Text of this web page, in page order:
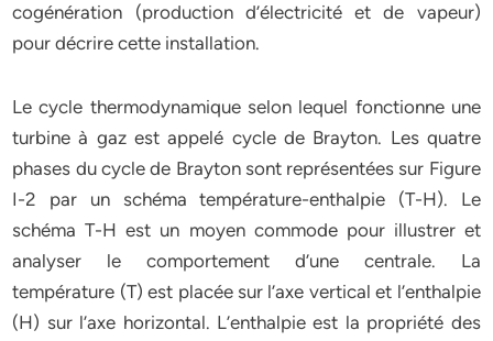
cogénération (production d’électricité et de vapeur)
pour décrire cette installation.
Le cycle thermodynamique selon lequel fonctionne une
turbine à gaz est appelé cycle de Brayton. Les quatre
phases du cycle de Brayton sont représentées sur Figure
I-2 par un schéma température-enthalpie (T-H). Le
schéma T-H est un moyen commode pour illustrer et
analyser le comportement d’une centrale. La
température (T) est placée sur l’axe vertical et l’enthalpie
(H) sur l’axe horizontal. L’enthalpie est la propriété des